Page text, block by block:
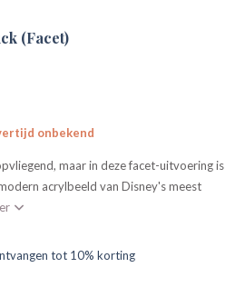
(Facet)
onbekend
maar in deze facet-uitvoering is
acrylbeeld van Disney's meest
tot 10% korting